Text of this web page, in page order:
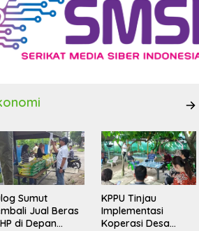
Sumut
Jual Beras
di Depan
KPPU Tinjau
Implementasi
Koperasi Desa